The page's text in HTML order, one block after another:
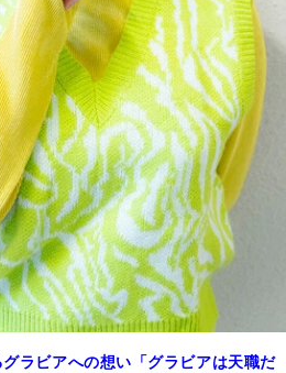
ラビアへの想い「グラビアは天職だ